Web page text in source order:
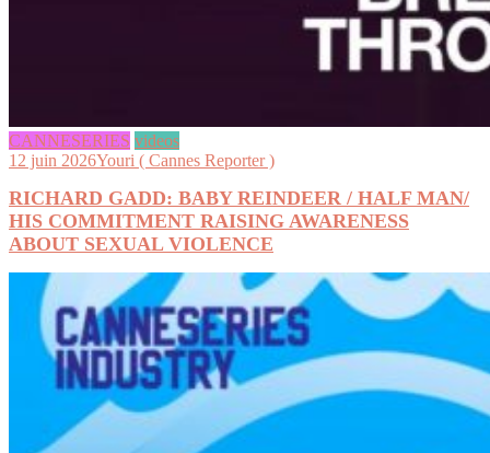
CANNESERIES videos
12 juin 2026Youri ( Cannes Reporter )
RICHARD GADD: BABY REINDEER / HALF MAN/
HIS COMMITMENT RAISING AWARENESS
ABOUT SEXUAL VIOLENCE